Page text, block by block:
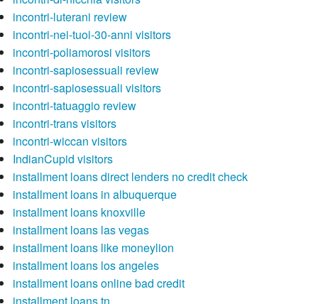
incontri-luterani review
incontri-nei-tuoi-30-anni visitors
incontri-poliamorosi visitors
incontri-sapiosessuali review
incontri-sapiosessuali visitors
incontri-tatuaggio review
incontri-trans visitors
incontri-wiccan visitors
IndianCupid visitors
installment loans direct lenders no credit check
installment loans in albuquerque
installment loans knoxville
installment loans las vegas
installment loans like moneylion
installment loans los angeles
installment loans online bad credit